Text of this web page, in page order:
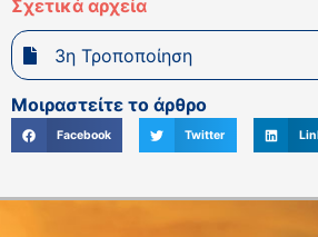
Σχετικά αρχεία
3η Τροποποίηση
Μοιραστείτε το άρθρο
Facebook Twitter